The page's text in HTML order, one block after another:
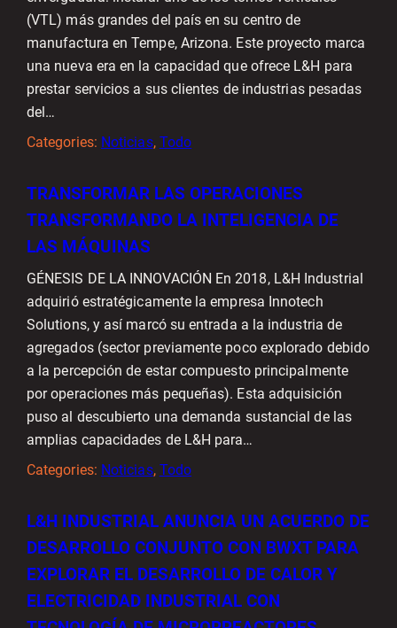
(VTL) más grandes del país en su centro de
manufactura en Tempe, Arizona. Este proyecto marca
una nueva era en la capacidad que ofrece L&H para
prestar servicios a sus clientes de industrias pesadas
del…
Categories: Noticias, Todo
TRANSFORMAR LAS OPERACIONES
TRANSFORMANDO LA INTELIGENCIA DE
LAS MÁQUINAS
GÉNESIS DE LA INNOVACIÓN En 2018, L&H Industrial
adquirió estratégicamente la empresa Innotech
Solutions, y así marcó su entrada a la industria de
agregados (sector previamente poco explorado debido
a la percepción de estar compuesto principalmente
por operaciones más pequeñas). Esta adquisición
puso al descubierto una demanda sustancial de las
amplias capacidades de L&H para…
Categories: Noticias, Todo
L&H INDUSTRIAL ANUNCIA UN ACUERDO DE
DESARROLLO CONJUNTO CON BWXT PARA
EXPLORAR EL DESARROLLO DE CALOR Y
ELECTRICIDAD INDUSTRIAL CON